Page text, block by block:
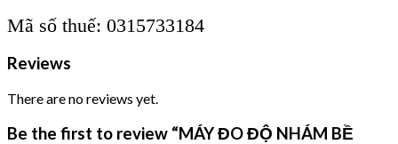
Mã số thuế: 0315733184
Reviews
There are no reviews yet.
Be the first to review “MÁY ĐO ĐỘ NHÁM BỀ